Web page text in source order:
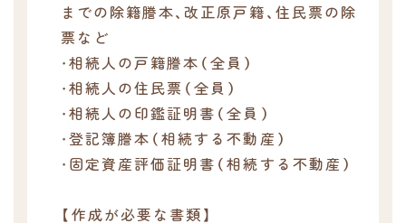
までの除籍謄本、改正原戸籍、住民票の除
票など
・相続人の戸籍謄本（全員）
・相続人の住民票（全員）
・相続人の印鑑証明書（全員）
・登記簿謄本（相続する不動産）
・固定資産評価証明書（相続する不動産）
【作成が必要な書類】